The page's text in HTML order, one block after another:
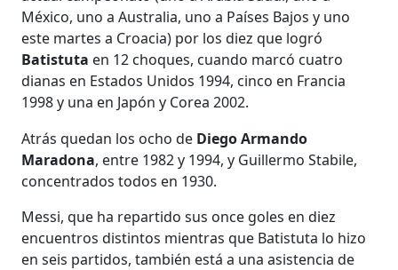
México, uno a Australia, uno a Países Bajos y uno
este martes a Croacia) por los diez que logró
Batistuta en 12 choques, cuando marcó cuatro
dianas en Estados Unidos 1994, cinco en Francia
1998 y una en Japón y Corea 2002.
Atrás quedan los ocho de Diego Armando
Maradona, entre 1982 y 1994, y Guillermo Stabile,
concentrados todos en 1930.
Messi, que ha repartido sus once goles en diez
encuentros distintos mientras que Batistuta lo hizo
en seis partidos, también está a una asistencia de